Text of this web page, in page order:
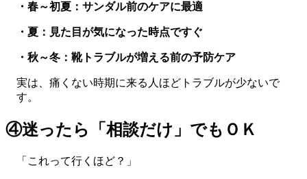
・春～初夏：サンダル前のケアに最適
・夏：見た目が気になった時点ですぐ
・秋～冬：靴トラブルが増える前の予防ケア
実は、痛くない時期に来る人ほどトラブルが少ないで
す。
④迷ったら「相談だけ」でもＯＫ
「これって行くほど？」